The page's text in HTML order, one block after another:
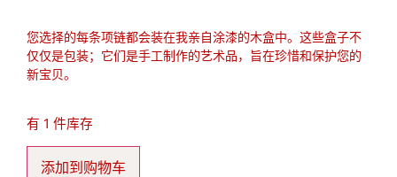
您选择的每条项链都会装在我亲自涂漆的木盒中。这些盒子不
仅仅是包装；它们是手工制作的艺术品，旨在珍惜和保护您的
新宝贝。
有 1 件库存
添加到购物车